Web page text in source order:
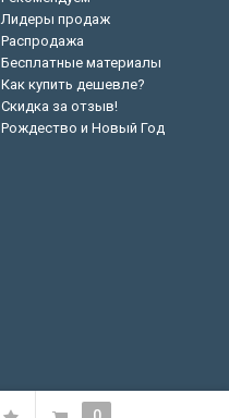
Лидеры продаж
Распродажа
Бесплатные материалы
Как купить дешевле?
Скидка за отзыв!
Рождество и Новый Год